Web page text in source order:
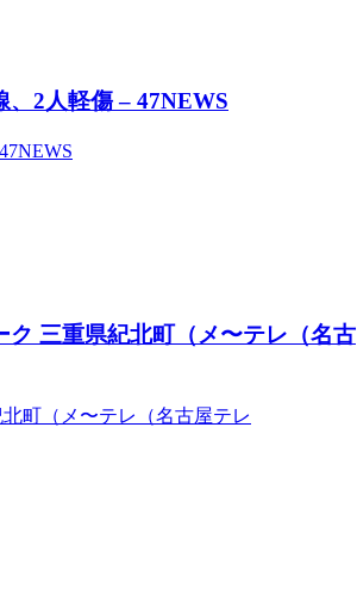
2人軽傷 – 47NEWS
三重県紀北町（メ〜テレ（名古
町（メ〜テレ（名古屋テレ